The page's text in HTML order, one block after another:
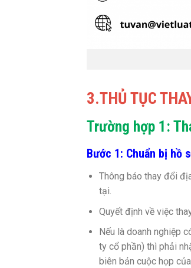
3.THỦ TỤC
Trường hợp 1:
Bước 1: Chuẩn bị hồ
Thông báo thay đổi
tại.
Quyết định về việc
Nếu là doanh nghiệp
ty cổ phần) thì phải
biên bản cuộc họp